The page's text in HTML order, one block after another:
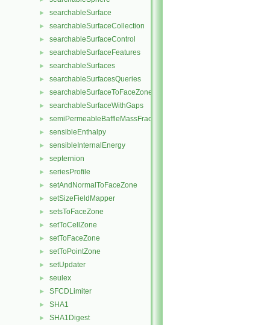
► searchableSurface
► searchableSurfaceCollection
► searchableSurfaceControl
► searchableSurfaceFeatures
► searchableSurfaces
► searchableSurfacesQueries
► searchableSurfaceToFaceZone
► searchableSurfaceWithGaps
► semiPermeableBaffleMassFractionFvPatchScalarField
► sensibleEnthalpy
► sensibleInternalEnergy
► septernion
► seriesProfile
► setAndNormalToFaceZone
► setSizeFieldMapper
► setsToFaceZone
► setToCellZone
► setToFaceZone
► setToPointZone
► setUpdater
► seulex
► SFCDLimiter
► SHA1
► SHA1Digest